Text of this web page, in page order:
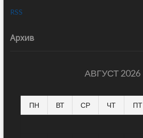
RSS
Архив
АВГУСТ 2026
ПН ВТ СР ЧТ ПТ